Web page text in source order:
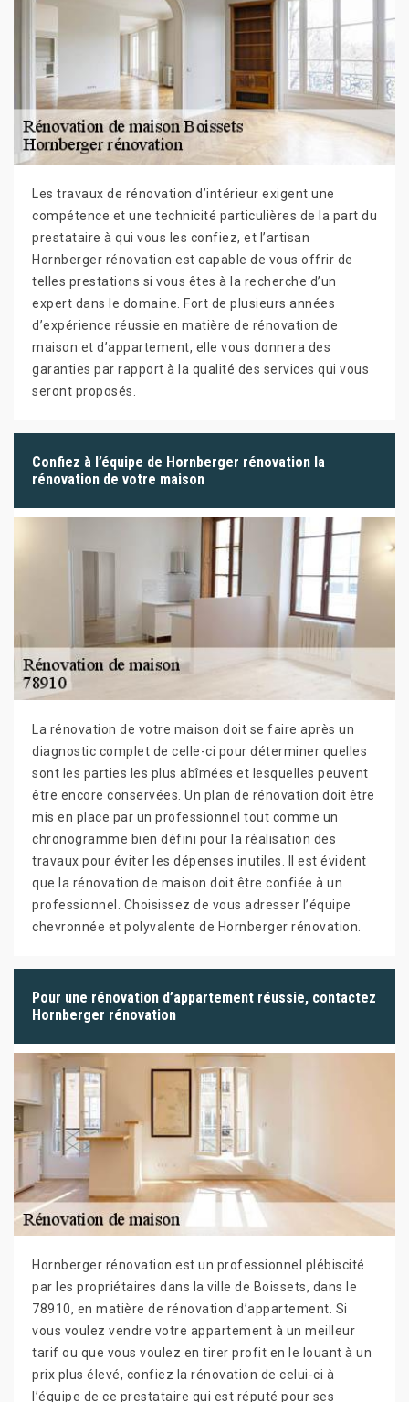
Les travaux de rénovation d’intérieur exigent une
compétence et une technicité particulières de la part du
prestataire à qui vous les confiez, et l’artisan
Hornberger rénovation est capable de vous offrir de
telles prestations si vous êtes à la recherche d’un
expert dans le domaine. Fort de plusieurs années
d’expérience réussie en matière de rénovation de
maison et d’appartement, elle vous donnera des
garanties par rapport à la qualité des services qui vous
seront proposés.
Confiez à l’équipe de Hornberger rénovation la
rénovation de votre maison
La rénovation de votre maison doit se faire après un
diagnostic complet de celle-ci pour déterminer quelles
sont les parties les plus abîmées et lesquelles peuvent
être encore conservées. Un plan de rénovation doit être
mis en place par un professionnel tout comme un
chronogramme bien défini pour la réalisation des
travaux pour éviter les dépenses inutiles. Il est évident
que la rénovation de maison doit être confiée à un
professionnel. Choisissez de vous adresser l’équipe
chevronnée et polyvalente de Hornberger rénovation.
Pour une rénovation d’appartement réussie, contactez
Hornberger rénovation
Hornberger rénovation est un professionnel plébiscité
par les propriétaires dans la ville de Boissets, dans le
78910, en matière de rénovation d’appartement. Si
vous voulez vendre votre appartement à un meilleur
tarif ou que vous voulez en tirer profit en le louant à un
prix plus élevé, confiez la rénovation de celui-ci à
l’équipe de ce prestataire qui est réputé pour ses